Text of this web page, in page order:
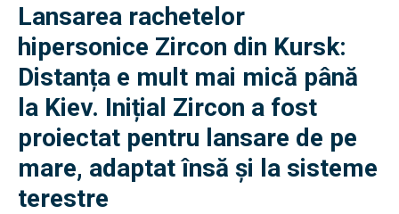
Lansarea rachetelor
hipersonice Zircon din Kursk:
Distanța e mult mai mică până
la Kiev. Inițial Zircon a fost
proiectat pentru lansare de pe
mare, adaptat însă și la sisteme
terestre